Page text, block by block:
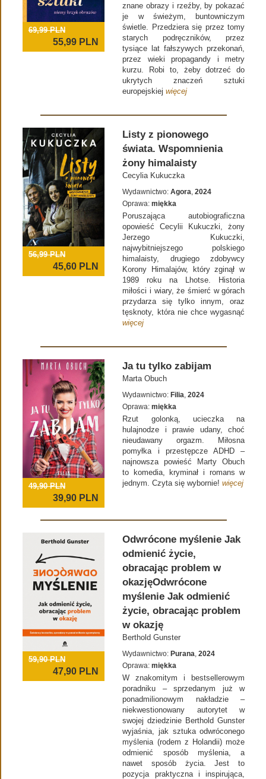
69,99 PLN
55,99 PLN
znane obrazy i rzeźby, by pokazać
je w świeżym, buntowniczym
świetle. Przedziera się przez tomy
starych podręczników, przez
tysiące lat fałszywych przekonań,
przez wieki propagandy i metry
kurzu. Robi to, żeby dotrzeć do
ukrytych znaczeń sztuki
europejskiej więcej
56,99 PLN
45,60 PLN
Listy z pionowego
świata. Wspomnienia
żony himalaisty
Cecylia Kukuczka
Wydawnictwo:Agora ,2024
Oprawa:miękka
Poruszająca autobiograficzna
opowieść Cecylii Kukuczki, żony
Jerzego Kukuczki,
najwybitniejszego polskiego
himalaisty, drugiego zdobywcy
Korony Himalajów, który zginął w
1989 roku na Lhotse. Historia
miłości i wiary, że śmierć w górach
przydarza się tylko innym, oraz
tęsknoty, która nie chce wygasnąć
więcej
49,90 PLN
39,90 PLN
Ja tu tylko zabijam
Marta Obuch
Wydawnictwo:Filia ,2024
Oprawa:miękka
Rzut golonką, ucieczka na
hulajnodze i prawie udany, choć
nieudawany orgazm. Miłosna
pomyłka i przestępcze ADHD –
najnowsza powieść Marty Obuch
to komedia, kryminał i romans w
jednym. Czyta się wybornie!więcej
59,90 PLN
47,90 PLN
Odwrócone myślenie Jak
odmienić życie,
obracając problem w
okazjęOdwrócone
myślenie Jak odmienić
życie, obracając problem
w okazję
Berthold Gunster
Wydawnictwo:Purana,2024
Oprawa:miękka
W znakomitym i bestsellerowym
poradniku – sprzedanym już w
ponadmilionowym nakładzie –
niekwestionowany autorytet w
swojej dziedzinie Berthold Gunster
wyjaśnia, jak sztuka odwróconego
myślenia (rodem z Holandii) może
odmienić sposób myślenia, a
nawet sposób życia. Jest to
pozycja praktyczna i inspirująca,